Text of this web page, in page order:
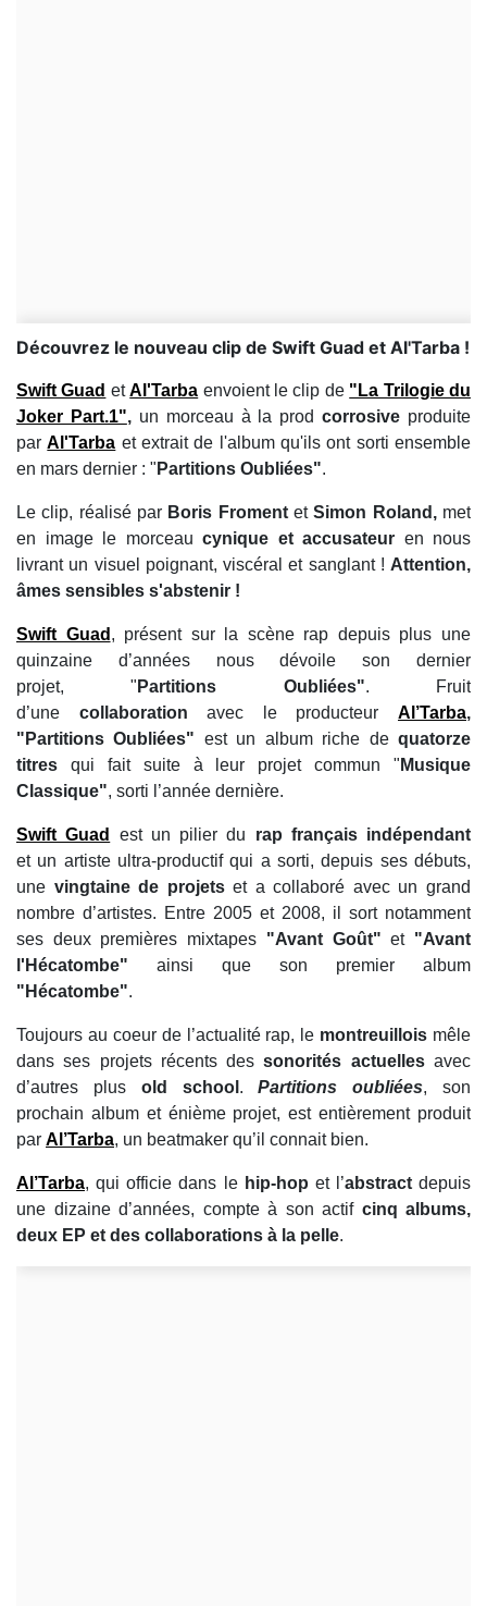
Découvrez le nouveau clip de Swift Guad et Al'Tarba !
Swift Guad etAl'Tarba envoient le clip de "La Trilogie du
Joker Part.1", un morceau à la prodcorrosive produite
parAl'Tarba et extrait de l'album qu'ils ont sorti ensemble
en mars dernier : " Partitions Oubliées".
Le clip, réalisé par Boris FromentetSimon Roland,met
en image le morceau cynique et accusateur en nous
livrant un visuel poignant, viscéral et sanglant ! Attention,
âmes sensibles s'abstenir !
Swift Guad , présent sur la scène rap depuis plus une
quinzaine d’années nous dévoile son dernier
projet,
" Partitions Oubliées". Fruit
d’une collaboration avec le producteurAl’Tarba,
"Partitions Oubliées" est un album riche dequatorze
titres qui fait suite à leur projet commun " Musique
Classique", sorti l’année dernière.
Swift Guad est un pilier du rap français indépendant
et un artiste ultra-productif qui a sorti, depuis ses débuts,
une vingtaine de projetset a collaboré avec un grand
nombre d’artistes. Entre 2005 et 2008, il sort notamment
ses deux premières mixtapes "Avant Goût" et "Avant
l'Hécatombe" ainsi que son premier album
"Hécatombe".
Toujours au coeur de l’actualité rap, le montreuillois mêle
dans ses projets récents dessonorités actuellesavec
d’autres plus old school .Partitions oubliées, son
prochain album et énième projet, est entièrement produit
par Al’Tarba, un beatmaker qu’il connait bien.
Al’Tarba, qui officie dans le hip-hop et l’abstract depuis
une dizaine d’années, compte à son actif cinq albums,
deux EP et des collaborations à la pelle.